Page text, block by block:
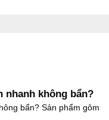
nhanh không bẩn?
bẩn? Sản phẩm gôm